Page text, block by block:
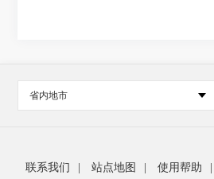
省内地市
联系我们 站点地图 使用帮助